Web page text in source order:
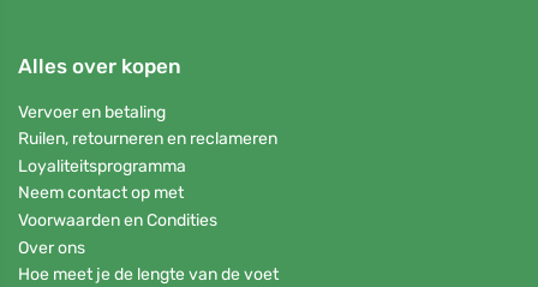
Alles over kopen
Vervoer en betaling
Ruilen, retourneren en reclameren
Loyaliteitsprogramma
Neem contact op met
Voorwaarden en Condities
Over ons
Hoe meet je de lengte van de voet